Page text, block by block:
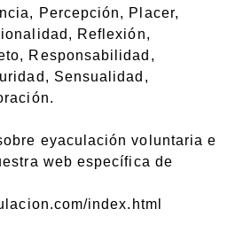
Percepción, Placer,
Reflexión,
Responsabilidad,
Sensualidad,
eyaculación voluntaria e
web específica de
index.html